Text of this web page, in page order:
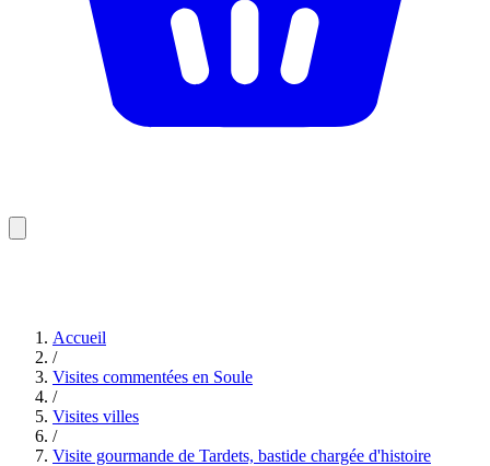
Accueil
/
Visites commentées en Soule
/
Visites villes
/
Visite gourmande de Tardets, bastide chargée d'histoire